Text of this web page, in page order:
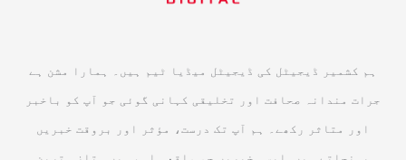
ہم کشمیر ڈیجیٹل کی ڈیجیٹل میڈیا ٹیم ہیں۔ ہمارا مشن ہے
جرات مندانہ صحافت اور تخلیقی کہانی گوئی جو آپ کو باخبر
اور متاثر رکھے۔ ہم آپ تک درست، مؤثر اور بروقت خبریں